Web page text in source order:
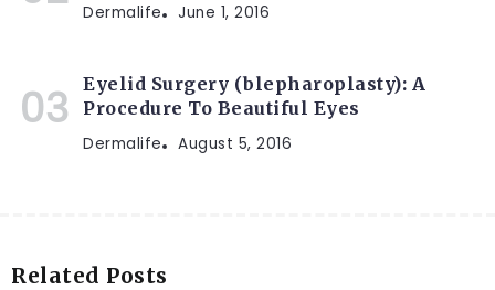
Dermalife June 1, 2016
Eyelid Surgery (blepharoplasty): A
Procedure To Beautiful Eyes
Dermalife August 5, 2016
Related Posts